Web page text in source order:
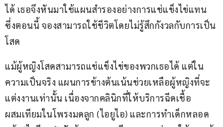
ได้ เธอจึงหันมาใช้แผนสำรองอย่างการแช่แข็งไข่แทน
ซึ่งตอนนี้ จองสามารถใช้ชีวิตโดยไม่รู้สึกกังวลกับการเป็น
โสด
แม้ผู้หญิงโสดสามารถแช่แข็งไข่ของพวกเธอได้ แต่ใน
ความเป็นจริง แผนการข้างต้นเน้นช่วยเหลือผู้หญิงที่จะ
แต่งงานเท่านั้น เนื่องจากคลินิกที่ให้บริการฉีดเชื้อ
ผสมเทียมในโพรงมดลูก (ไอยูไอ) และการทำเด็กหลอด